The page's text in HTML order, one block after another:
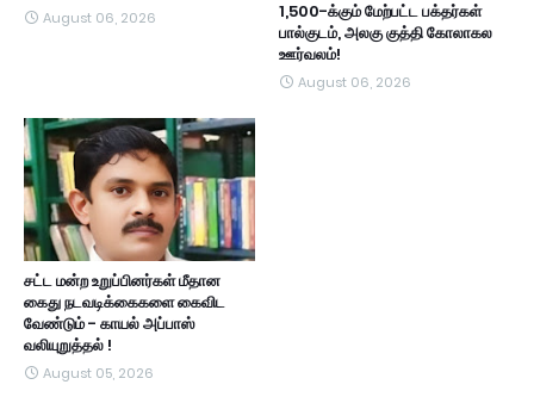
August 06, 2026
1,500-க்கும் மேற்பட்ட பக்தர்கள்
பால்குடம், அலகு குத்தி கோலாகல
ஊர்வலம்!
August 06, 2026
சட்ட மன்ற உறுப்பினர்கள் மீதான
கைது நடவடிக்கைகளை கைவிட
வேண்டும் - காயல் அப்பாஸ்
வலியுறுத்தல் !
August 05, 2026